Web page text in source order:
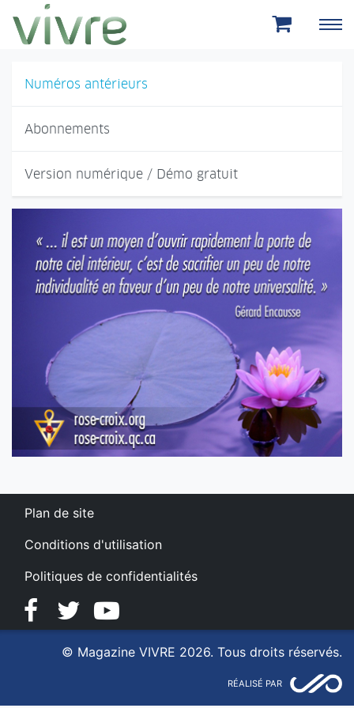
Aller au menu principal
Aller au contenu principal
Numéros antérieurs
Abonnements
Version numérique / Démo gratuit
Plan de site
Conditions d'utilisation
Politiques de confidentialités
FacebookTwitterYouTube
© Magazine VIVRE 2026. Tous droits réservés.
RÉALISÉ PAR